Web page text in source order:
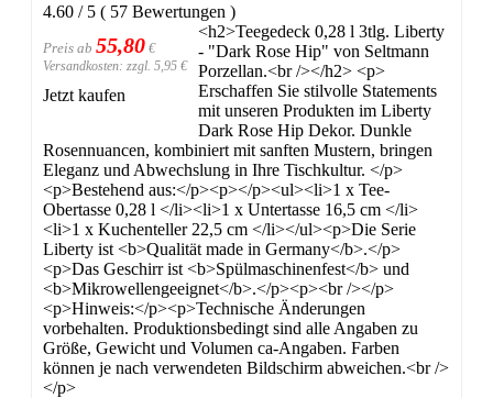
4.60 / 5 ( 57 Bewertungen )
Preis ab 55,80 €
Versandkosten: zzgl. 5,95 €
Jetzt kaufen
<h2>Teegedeck 0,28 l 3tlg. Liberty
- "Dark Rose Hip" von Seltmann
Porzellan.<br /></h2> <p>
Erschaffen Sie stilvolle Statements
mit unseren Produkten im Liberty
Dark Rose Hip Dekor. Dunkle
Rosennuancen, kombiniert mit sanften Mustern, bringen
Eleganz und Abwechslung in Ihre Tischkultur. </p>
<p>Bestehend aus:</p><p></p><ul><li>1 x Tee-
Obertasse 0,28 l </li><li>1 x Untertasse 16,5 cm </li>
<li>1 x Kuchenteller 22,5 cm </li></ul><p>Die Serie
Liberty ist <b>Qualität made in Germany</b>.</p>
<p>Das Geschirr ist <b>Spülmaschinenfest</b> und
<b>Mikrowellengeeignet</b>.</p><p><br /></p>
<p>Hinweis:</p><p>Technische Änderungen
vorbehalten. Produktionsbedingt sind alle Angaben zu
Größe, Gewicht und Volumen ca-Angaben. Farben
können je nach verwendeten Bildschirm abweichen.<br />
</p>